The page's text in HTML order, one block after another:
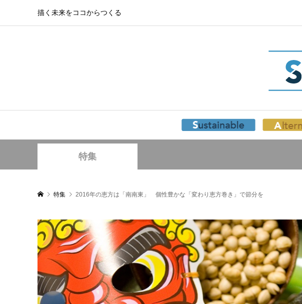
描く未来をココからつくる
特集
特集 2016年の恵方は「南南東」 個性豊かな「変わり恵方巻き」で節分を